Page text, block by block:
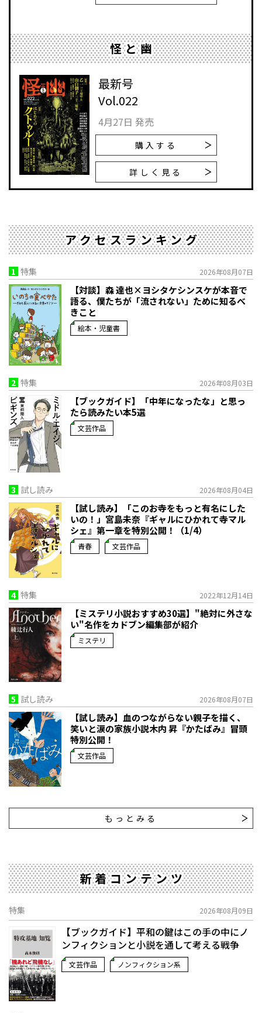
怪と幽
最新号
Vol.022
4月27日 発売
購入する
詳しく見る
アクセスランキング
1 特集 2026年08月07日
【対談】森 達也×ヨシタケシンスケが本音で
語る、僕たちが「流されない」ために知るべ
きこと
絵本・児童書
2 特集 2026年08月03日
【ブックガイド】「中年になったな」と思っ
たら読みたい本5選
文芸作品
3 試し読み 2026年08月04日
【試し読み】「このお寺をもっと有名にした
いの！」宮島未奈『ギャルにひかれて寺マル
シェ』第一章を特別公開！（1/4）
青春 文芸作品
4 特集 2022年12月14日
【ミステリ小説おすすめ30選】"絶対に外さな
い"名作をカドブン編集部が紹介
ミステリ
5 試し読み 2026年08月07日
【試し読み】血のつながらない親子を描く、
笑いと涙の家族小説――木内 昇『かたばみ』冒頭
特別公開！
文芸作品
もっとみる
新着コンテンツ
特集 2026年08月09日
【ブックガイド】平和の鍵はこの手の中に――ノ
ンフィクションと小説を通して考える戦争
文芸作品 ノンフィクション系